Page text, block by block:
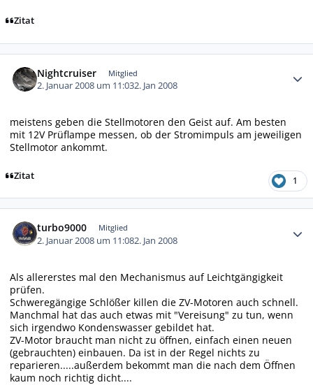
Zitat
Nightcruiser Mitglied
2. Januar 2008 um 11:032. Jan 2008
meistens geben die Stellmotoren den Geist auf. Am besten
mit 12V Prüflampe messen, ob der Stromimpuls am jeweiligen
Stellmotor ankommt.
Zitat 1
turbo9000 Mitglied
2. Januar 2008 um 11:082. Jan 2008
Als allererstes mal den Mechanismus auf Leichtgängigkeit
prüfen.
Schweregängige Schlößer killen die ZV-Motoren auch schnell.
Manchmal hat das auch etwas mit "Vereisung" zu tun, wenn
sich irgendwo Kondenswasser gebildet hat.
ZV-Motor braucht man nicht zu öffnen, einfach einen neuen
(gebrauchten) einbauen. Da ist in der Regel nichts zu
reparieren.....außerdem bekommt man die nach dem Öffnen
kaum noch richtig dicht....